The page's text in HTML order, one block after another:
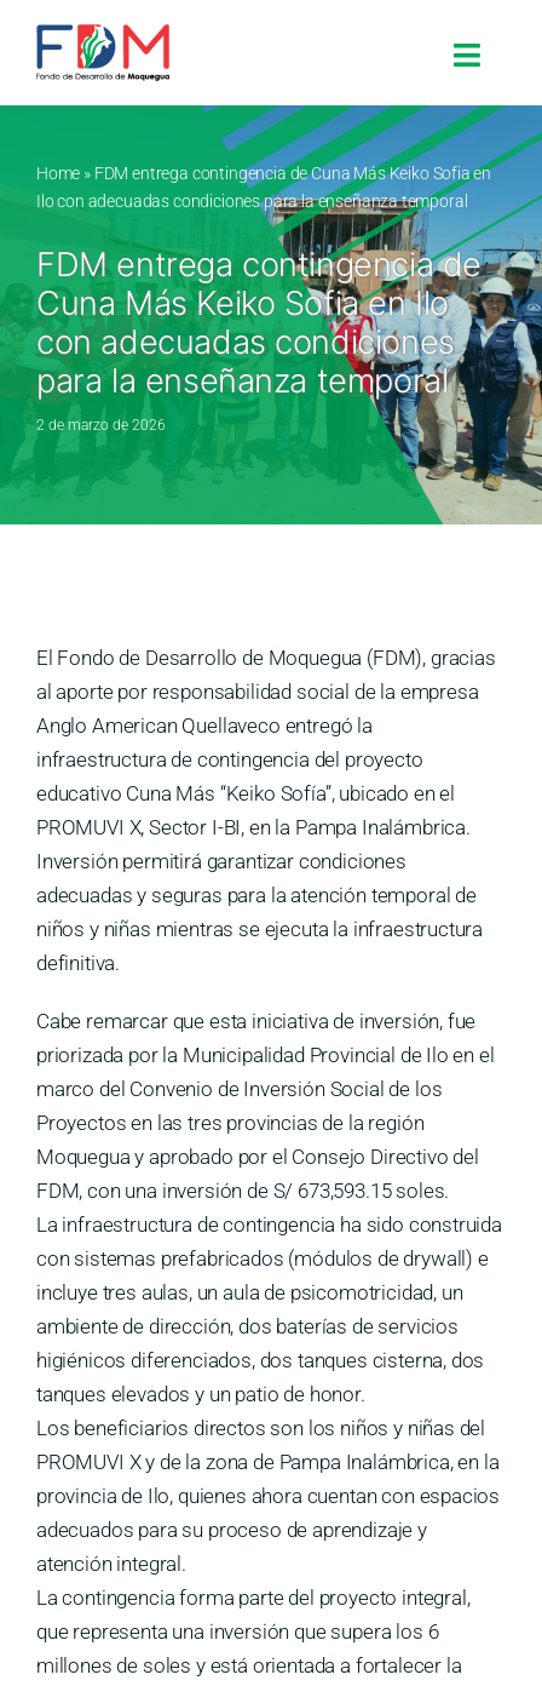
Search for:
Nosotros
Proyectos
Procesos
Home » FDM entrega contingencia de Cuna Más Keiko Sofia en
Ilo con adecuadas condiciones para la enseñanza temporal
FDM entrega contingencia de
Cuna Más Keiko Sofia en Ilo
con adecuadas condiciones
para la enseñanza temporal
2 de marzo de 2026
El Fondo de Desarrollo de Moquegua (FDM), gracias
al aporte por responsabilidad social de la empresa
Anglo American Quellaveco entregó la
infraestructura de contingencia del proyecto
educativo Cuna Más “Keiko Sofía”, ubicado en el
PROMUVI X, Sector I-BI, en la Pampa Inalámbrica.
Inversión permitirá garantizar condiciones
adecuadas y seguras para la atención temporal de
niños y niñas mientras se ejecuta la infraestructura
definitiva.
Cabe remarcar que esta iniciativa de inversión, fue
priorizada por la Municipalidad Provincial de Ilo en el
marco del Convenio de Inversión Social de los
Proyectos en las tres provincias de la región
Moquegua y aprobado por el Consejo Directivo del
FDM, con una inversión de S/ 673,593.15 soles.
La infraestructura de contingencia ha sido construida
con sistemas prefabricados (módulos de drywall) e
incluye tres aulas, un aula de psicomotricidad, un
ambiente de dirección, dos baterías de servicios
higiénicos diferenciados, dos tanques cisterna, dos
tanques elevados y un patio de honor.
Los beneficiarios directos son los niños y niñas del
PROMUVI X y de la zona de Pampa Inalámbrica, en la
provincia de Ilo, quienes ahora cuentan con espacios
adecuados para su proceso de aprendizaje y
atención integral.
La contingencia forma parte del proyecto integral,
que representa una inversión que supera los 6
millones de soles y está orientada a fortalecer la